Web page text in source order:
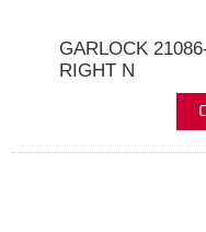
GARLOCK
RIGHT N